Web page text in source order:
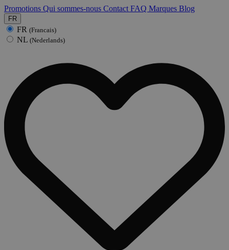
Promotions Qui sommes-nous Contact FAQ Marques Blog
FR
FR (Francais)
NL (Nederlands)